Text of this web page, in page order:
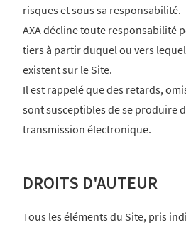
risques et sous sa responsabilité.
AXA décline toute responsabilité
tiers à partir duquel ou vers
existent sur le Site.
Il est rappelé que des retards,
sont susceptibles de se produire
transmission électronique.
DROITS D'AUTEUR
Tous les éléments du Site, pris